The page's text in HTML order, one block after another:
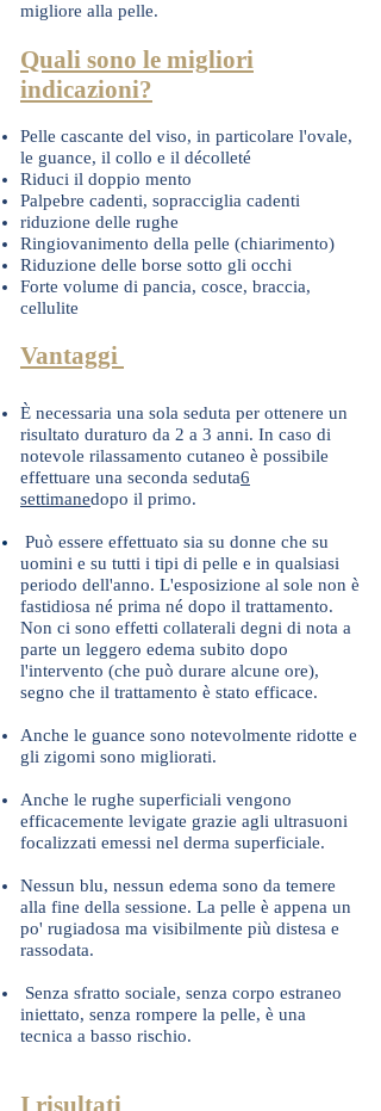
migliore alla pelle.
Quali sono le migliori
indicazioni?
Pelle cascante del viso, in particolare l'ovale,
le guance, il collo e il décolleté
Riduci il doppio mento
Palpebre cadenti, sopracciglia cadenti
riduzione delle rughe
Ringiovanimento della pelle (chiarimento)
Riduzione delle borse sotto gli occhi
Forte volume di pancia, cosce, braccia,
cellulite
Vantaggi
È necessaria una sola seduta per ottenere un
risultato duraturo da 2 a 3 anni. In caso di
notevole rilassamento cutaneo è possibile
effettuare una seconda seduta6
settimanedopo il primo.
Può essere effettuato sia su donne che su
uomini e su tutti i tipi di pelle e in qualsiasi
periodo dell'anno. L'esposizione al sole non è
fastidiosa né prima né dopo il trattamento.
Non ci sono effetti collaterali degni di nota a
parte un leggero edema subito dopo
l'intervento (che può durare alcune ore),
segno che il trattamento è stato efficace.
Anche le guance sono notevolmente ridotte e
gli zigomi sono migliorati.
Anche le rughe superficiali vengono
efficacemente levigate grazie agli ultrasuoni
focalizzati emessi nel derma superficiale.
Nessun blu, nessun edema sono da temere
alla fine della sessione. La pelle è appena un
po' rugiadosa ma visibilmente più distesa e
rassodata.
​ Senza sfratto sociale, senza corpo estraneo
iniettato, senza rompere la pelle, è una
tecnica a basso rischio.
I risultati